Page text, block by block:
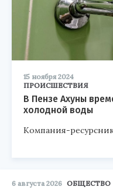
15 ноября 2024
ПРОИСШЕСТВИЯ
В Пензе Ахуны
холодной воды
Компания-
6 августа 2026 ОБЩЕСТВО